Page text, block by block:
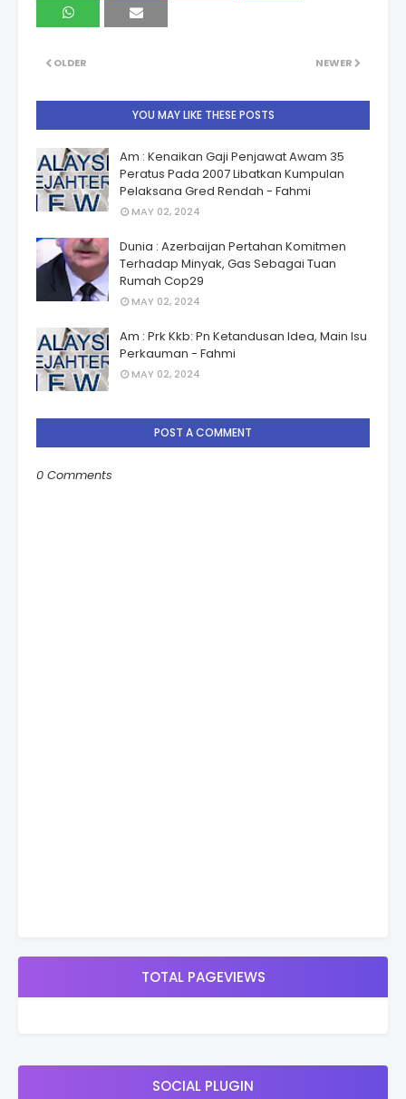
NEWER
OLDER
YOU MAY LIKE THESE POSTS
Am : Kenaikan Gaji Penjawat Awam 35
Peratus Pada 2007 Libatkan Kumpulan
Pelaksana Gred Rendah - Fahmi
MAY 02, 2024
Dunia : Azerbaijan Pertahan Komitmen
Terhadap Minyak, Gas Sebagai Tuan
Rumah Cop29
MAY 02, 2024
Am : Prk Kkb: Pn Ketandusan Idea, Main Isu
Perkauman - Fahmi
MAY 02, 2024
POST A COMMENT
0 Comments
TOTAL PAGEVIEWS
SOCIAL PLUGIN